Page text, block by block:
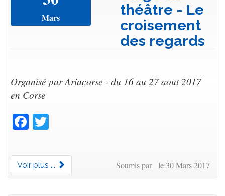
Mars
théâtre - Le
croisement
des regards
Organisé par Ariacorse - du 16 au 27 aout 2017
en Corse
Facebook
Voir plus ... Soumis par le 30 Mars 2017